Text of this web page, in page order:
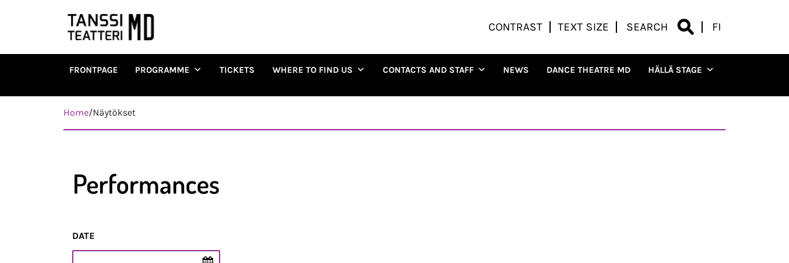
CONTRAST TEXT SIZE SEARCH FI
FRONTPAGE PROGRAMME TICKETS WHERE TO FIND US CONTACTS AND STAFF NEWS DANCE THEATRE MD HÄLLÄ STAGE
Home/Näytökset
Performances
DATE